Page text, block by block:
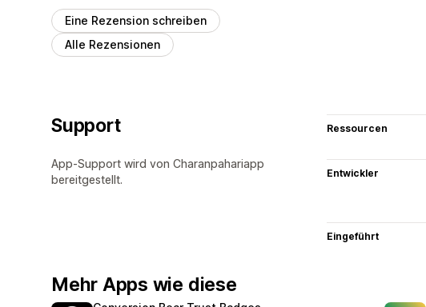
Eine Rezension schreiben
Alle Rezensionen
Support
App-Support wird von Charanpahariapp
bereitgestellt.
Ressourcen
Entwickler
Eingeführt
Mehr Apps wie diese